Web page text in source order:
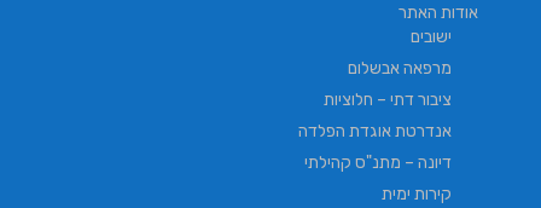
אודות האתר
ישובים
מרפאה אבשלום
ציבור דתי – חלוציות
אנדרטת אוגדת הפלדה
דיונה – מתנ"ס קהילתי
קירות ימית